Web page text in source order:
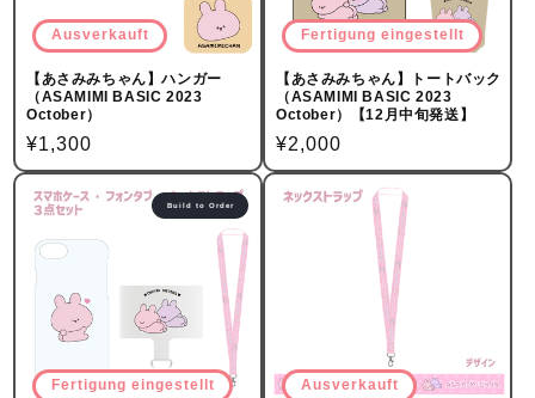
Ausverkauft
【あさみみちゃん】ハンガー
（ASAMIMI BASIC 2023
October）
Normalpreis
¥1,300
Fertigung eingestellt
【あさみみちゃん】トートバック
（ASAMIMI BASIC 2023
October）【12月中旬発送】
Normalpreis
¥2,000
Fertigung eingestellt
Build to Order
Ausverkauft